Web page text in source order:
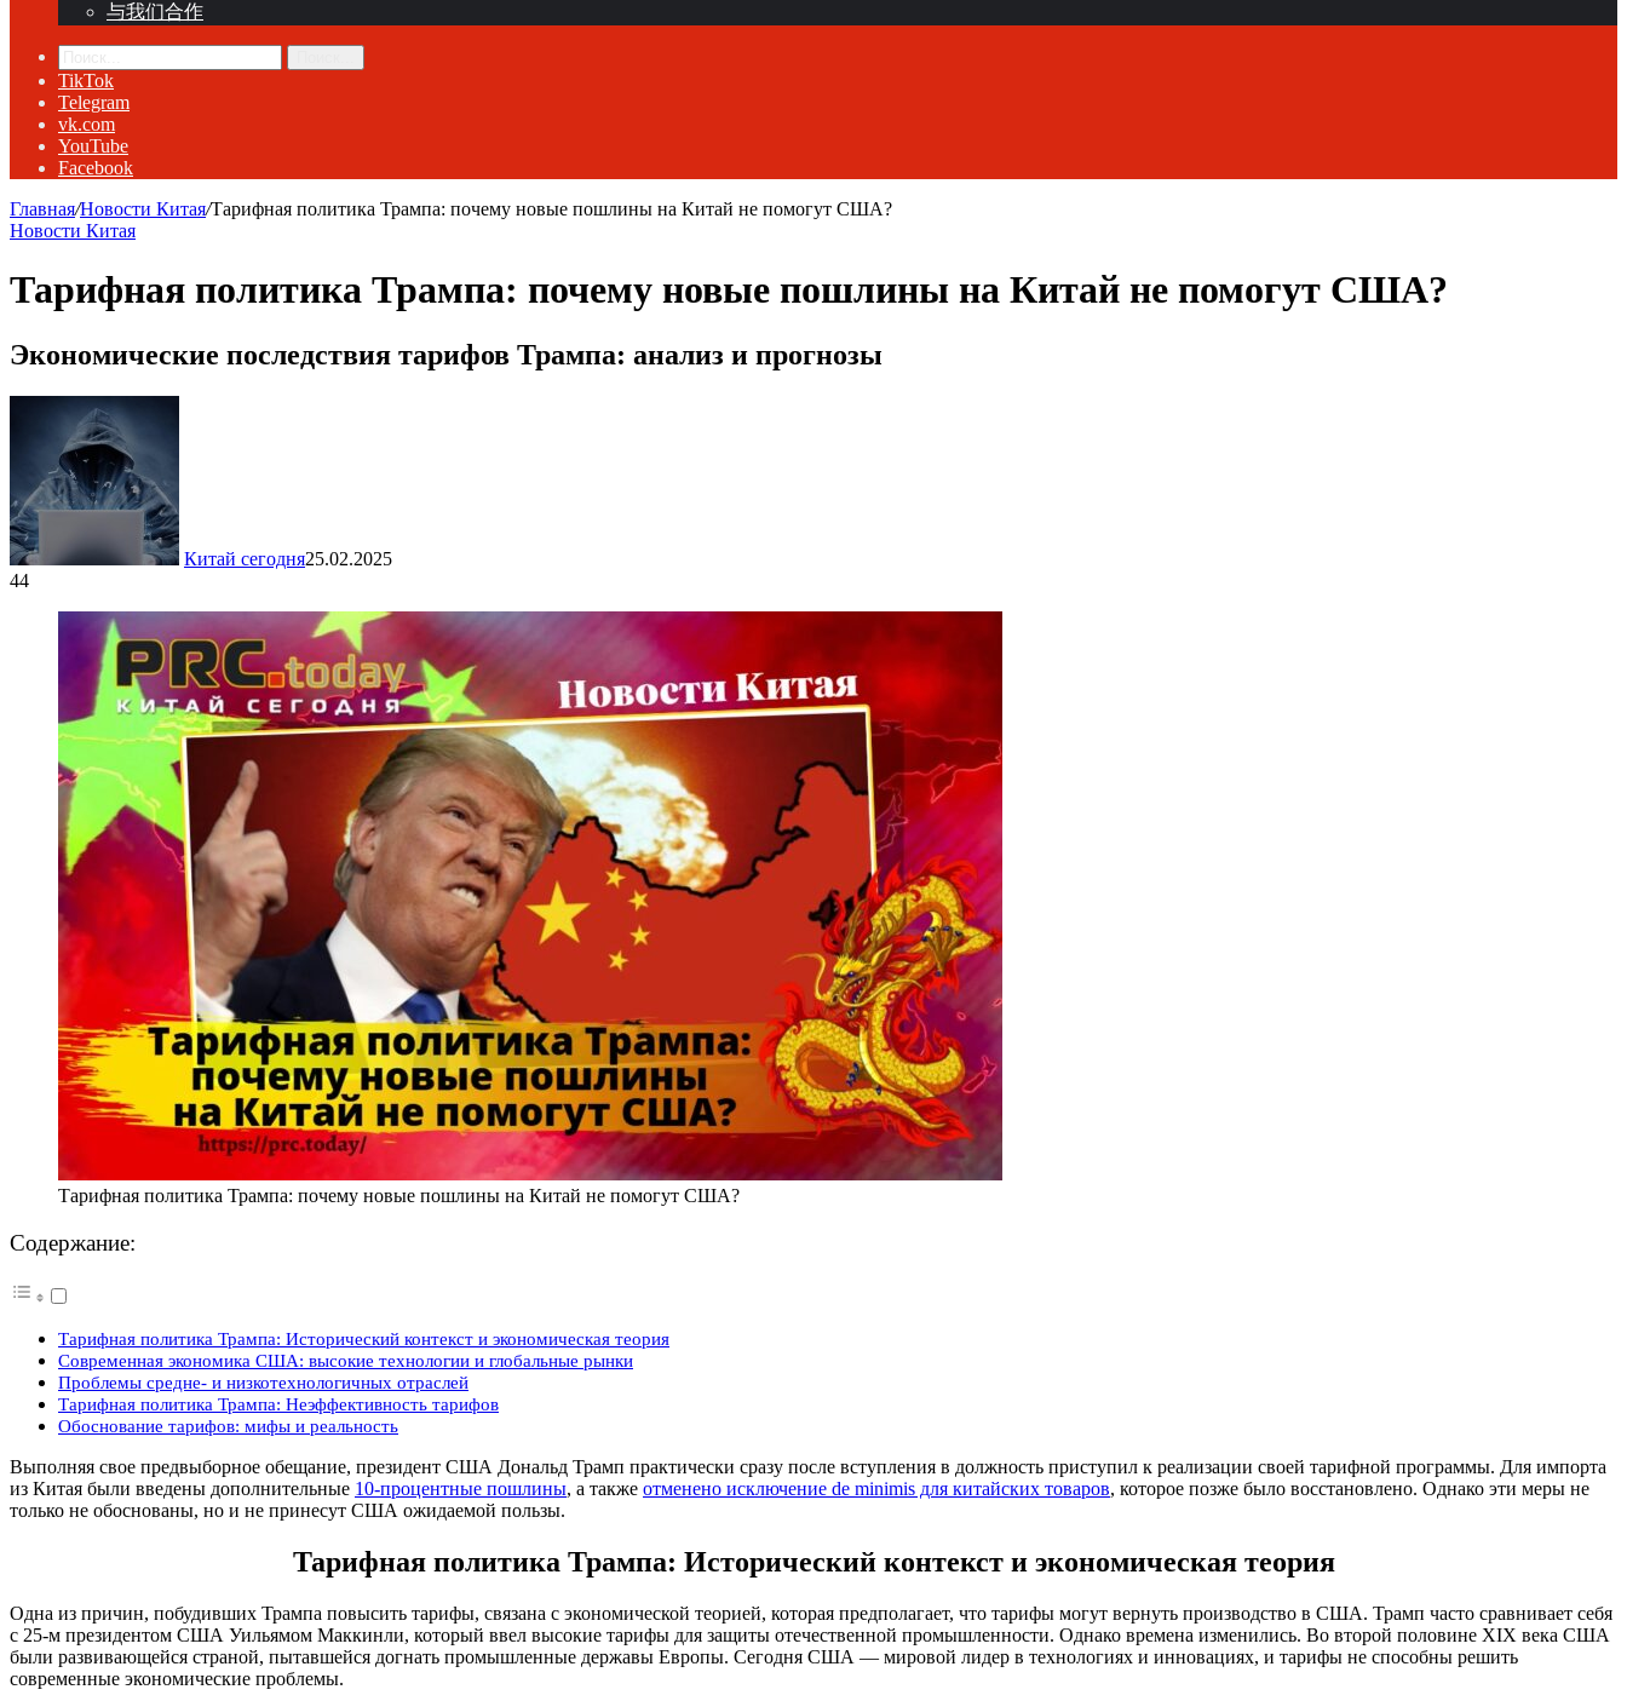
与我们合作
TikTok
Telegram
vk.com
YouTube
Facebook
Главная/Новости Китая/Тарифная политика Трампа: почему новые пошлины на Китай не помогут США?
Новости Китая
Тарифная политика Трампа: почему новые пошлины на Китай не помогут США?
Экономические последствия тарифов Трампа: анализ и прогнозы
Китай сегодня25.02.2025
44
Тарифная политика Трампа: почему новые пошлины на Китай не помогут США?
Содержание:
Тарифная политика Трампа: Исторический контекст и экономическая теория
Современная экономика США: высокие технологии и глобальные рынки
Проблемы средне- и низкотехнологичных отраслей
Тарифная политика Трампа: Неэффективность тарифов
Обоснование тарифов: мифы и реальность
Выполняя свое предвыборное обещание, президент США Дональд Трамп практически сразу после вступления в должность приступил к реализации своей тарифной программы. Для импорта
из Китая были введены дополнительные 10-процентные пошлины, а также отменено исключение de minimis для китайских товаров, которое позже было восстановлено. Однако эти меры не
только не обоснованы, но и не принесут США ожидаемой пользы.
Тарифная политика Трампа: Исторический контекст и экономическая теория
Одна из причин, побудивших Трампа повысить тарифы, связана с экономической теорией, которая предполагает, что тарифы могут вернуть производство в США. Трамп часто сравнивает себя
с 25-м президентом США Уильямом Маккинли, который ввел высокие тарифы для защиты отечественной промышленности. Однако времена изменились. Во второй половине XIX века США
были развивающейся страной, пытавшейся догнать промышленные державы Европы. Сегодня США — мировой лидер в технологиях и инновациях, и тарифы не способны решить
современные экономические проблемы.